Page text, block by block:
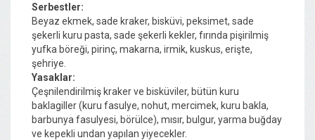
Serbestler:
Beyaz ekmek, sade kraker, bisküvi, peksimet, sade
şekerli kuru pasta, sade şekerli kekler, fırında pişirilmiş
yufka böreği, pirinç, makarna, irmik, kuskus, erişte,
şehriye.
Yasaklar:
Çeşnilendirilmiş kraker ve bisküviler, bütün kuru
baklagiller (kuru fasulye, nohut, mercimek, kuru bakla,
barbunya fasulyesi, börülce), mısır, bulgur, yarma buğday
ve kepekli undan yapılan yiyecekler.